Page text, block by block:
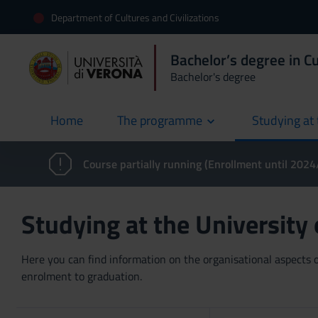
Department of Cultures and Civilizations
Bachelor’s degree in
Bachelor's degree
Home
current The programme Studying
Course partially running (Enrollment until
Studying at the University
Here you can find information on the organisational
enrolment to graduation.